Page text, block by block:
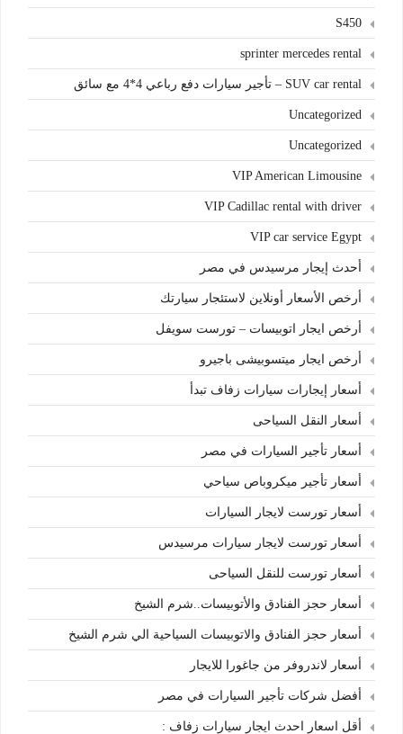
S450
sprinter mercedes rental
SUV car rental – تأجير سيارات دفع رباعي 4*4 مع سائق
Uncategorized
Uncategorized
VIP American Limousine
VIP Cadillac rental with driver
VIP car service Egypt
أحدث إيجار مرسيدس في مصر
أرخص الأسعار أونلاين لاستئجار سيارتك
أرخص ايجار اتوبيسات – تورست سويفل
أرخص ايجار ميتسوبيشى باجيرو
أسعار إيجارات سيارات زفاف تبدأ
أسعار النقل السياحى
أسعار تأجير السيارات في مصر
أسعار تأجير ميكروباص سياحي
أسعار تورست لايجار السيارات
أسعار تورست لايجار سيارات مرسيدس
أسعار تورست للنقل السياحى
أسعار حجز الفنادق والأتوبيسات..شرم الشيخ
أسعار حجز الفنادق والاتوبيسات السياحية الي شرم الشيخ
أسعار لاندروفر من جاغورا للايجار
أفضل شركات تأجير السيارات في مصر
أقل اسعار احدث ايجار سيارات زفاف :